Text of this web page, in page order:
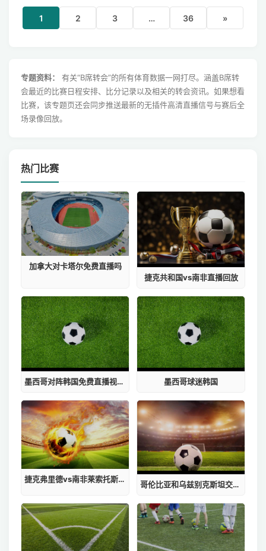
1 2 3 … 36 »
专题资料：
有关“B席转会”的所有体育数据一网打尽。涵盖B席转
会最近的比赛日程安排、比分记录以及相关的转会资讯。如果想看
比赛，该专题页还会同步推送最新的无插件高清直播信号与赛后全
场录像回放。
热门比赛
加拿大对卡塔尔免费直播吗
捷克共和国vs南非直播回放
墨西哥对阵韩国免费直播视频下载大全 墨西哥球迷韩国
捷克弗里德vs南非莱索托斯威士兰视频
哥伦比亚和乌兹别克斯坦交手记录